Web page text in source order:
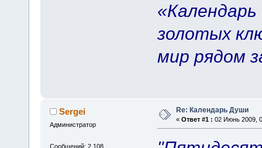
золотых
мир рядом
Sergei
Администратор
Сообщений: 2 108
Re: Календарь Души
« Ответ #1 : 02 Июнь 2009,